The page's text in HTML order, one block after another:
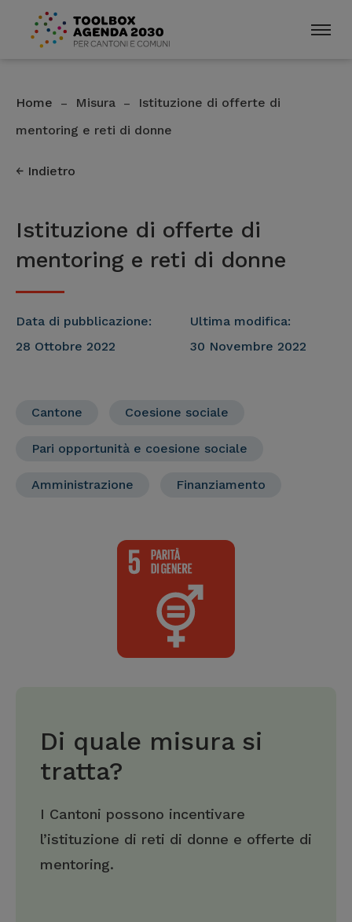
Home – Misura –
Istituzione di offerte di
mentoring e reti di donne
Indietro
Istituzione di offerte di
mentoring e reti di donne
Data di pubblicazione:
28 Ottobre 2022
Ultima modifica:
30 Novembre 2022
Cantone Coesione sociale
Pari opportunità e coesione sociale
Amministrazione Finanziamento
Di quale misura si
tratta?
I Cantoni possono incentivare
l’istituzione di reti di donne e offerte di
mentoring.